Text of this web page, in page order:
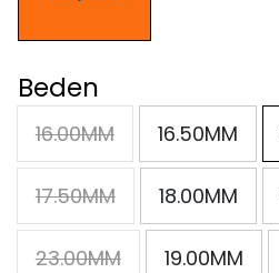
Beden
16.00MM 16.50MM
17.50MM 18.00MM
23.00MM 19.00MM